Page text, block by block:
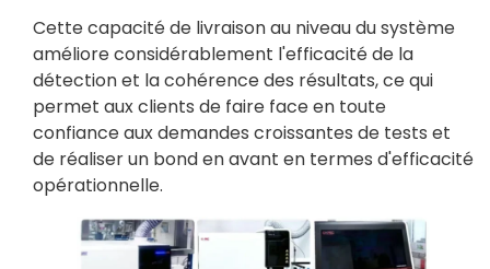
Cette capacité de livraison au niveau du système
améliore considérablement l'efficacité de la
détection et la cohérence des résultats, ce qui
permet aux clients de faire face en toute
confiance aux demandes croissantes de tests et
de réaliser un bond en avant en termes d'efficacité
opérationnelle.